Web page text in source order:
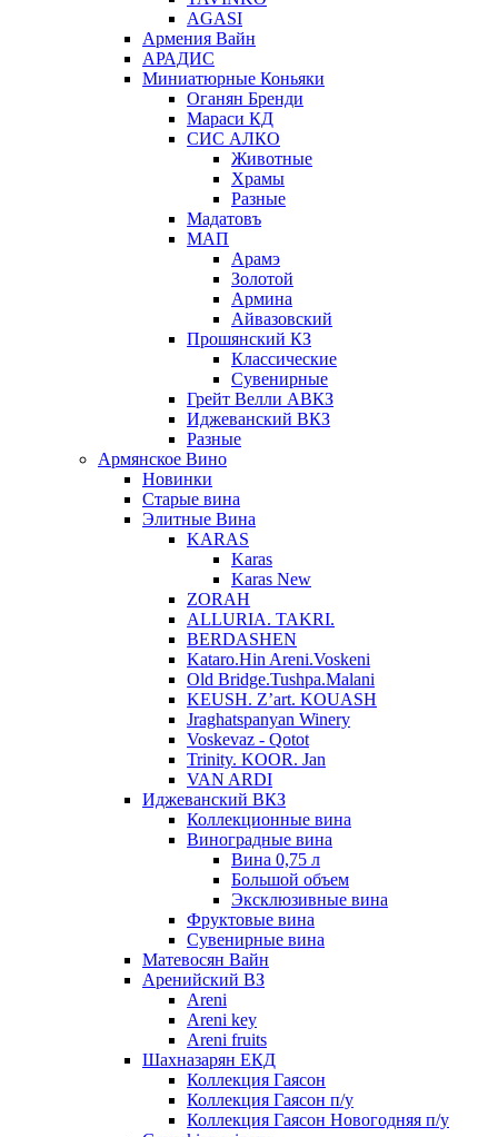
AGASI
Армения Вайн
АРАДИС
Миниатюрные Коньяки
Оганян Бренди
Мараси КД
СИС АЛКО
Животные
Храмы
Разные
Мадатовъ
МАП
Арамэ
Золотой
Армина
Айвазовский
Прошянский КЗ
Классические
Сувенирные
Грейт Велли АВКЗ
Иджеванский ВКЗ
Разные
Армянское Вино
Новинки
Старые вина
Элитные Вина
KARAS
Karas
Karas New
ZORAH
ALLURIA. TAKRI.
BERDASHEN
Kataro.Hin Areni.Voskeni
Old Bridge.Tushpa.Malani
KEUSH. Z’art. KOUASH
Jraghatspanyan Winery
Voskevaz - Qotot
Trinity. KOOR. Jan
VAN ARDI
Иджеванский ВКЗ
Коллекционные вина
Виноградные вина
Вина 0,75 л
Большой объем
Эксклюзивные вина
Фруктовые вина
Cувенирные вина
Матевосян Вайн
Аренийский ВЗ
Areni
Areni key
Areni fruits
Шахназарян ЕКД
Коллекция Гаясон
Коллекция Гаясон п/у
Коллекция Гаясон Новогодняя п/у